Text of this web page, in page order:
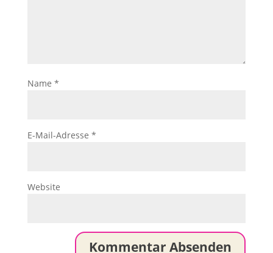
Name *
E-Mail-Adresse *
Website